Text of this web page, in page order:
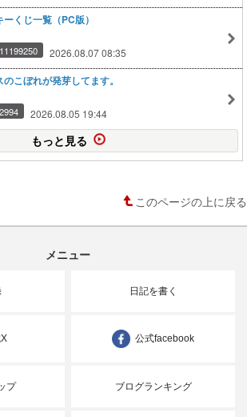
くじ一覧（PC版）
2026.08.07 08:35
こぼれが発芽してます。
2026.08.05 19:44
もっと見る
このページの上に戻る
メニュー
日記を書く
公式facebook
プ ブログランキング